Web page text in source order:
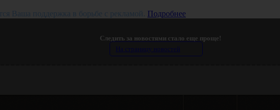
Ваша поддержка в борьбе с рекламой. Подробнее
Следить за новостями стало еще проще!
На страницу новостей